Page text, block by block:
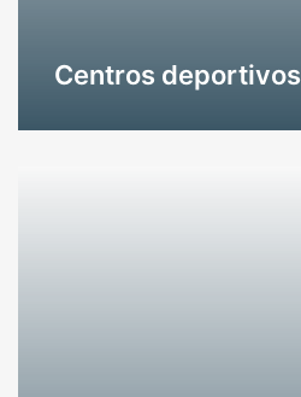
Centros deportivos